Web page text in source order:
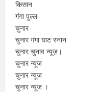
किसान
गंगा पुल्ल
चुनार
चुनार गंगा घाट स्नान
चुनार चुनाव न्यूज़।
चुनार न्यूज
चुनार न्यूज़
चुनार न्यूज ।